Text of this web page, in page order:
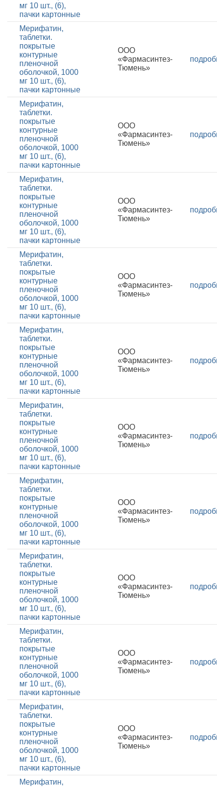
мг 10 шт., (6),
пачки картонные
Мерифатин,
таблетки.
покрытые
контурные
пленочной
оболочкой, 1000
мг 10 шт., (6),
пачки картонные
ООО
«Фармасинтез-
Тюмень»
Мерифатин,
таблетки.
покрытые
контурные
пленочной
оболочкой, 1000
мг 10 шт., (6),
пачки картонные
ООО
«Фармасинтез-
Тюмень»
Мерифатин,
таблетки.
покрытые
контурные
пленочной
оболочкой, 1000
мг 10 шт., (6),
пачки картонные
ООО
«Фармасинтез-
Тюмень»
Мерифатин,
таблетки.
покрытые
контурные
пленочной
оболочкой, 1000
мг 10 шт., (6),
пачки картонные
ООО
«Фармасинтез-
Тюмень»
Мерифатин,
таблетки.
покрытые
контурные
пленочной
оболочкой, 1000
мг 10 шт., (6),
пачки картонные
ООО
«Фармасинтез-
Тюмень»
Мерифатин,
таблетки.
покрытые
контурные
пленочной
оболочкой, 1000
мг 10 шт., (6),
пачки картонные
ООО
«Фармасинтез-
Тюмень»
Мерифатин,
таблетки.
покрытые
контурные
пленочной
оболочкой, 1000
мг 10 шт., (6),
пачки картонные
ООО
«Фармасинтез-
Тюмень»
Мерифатин,
таблетки.
покрытые
контурные
пленочной
оболочкой, 1000
мг 10 шт., (6),
пачки картонные
ООО
«Фармасинтез-
Тюмень»
Мерифатин,
таблетки.
покрытые
контурные
пленочной
оболочкой, 1000
мг 10 шт., (6),
пачки картонные
ООО
«Фармасинтез-
Тюмень»
Мерифатин,
таблетки.
покрытые
контурные
пленочной
оболочкой, 1000
мг 10 шт., (6),
пачки картонные
ООО
«Фармасинтез-
Тюмень»
Мерифатин,